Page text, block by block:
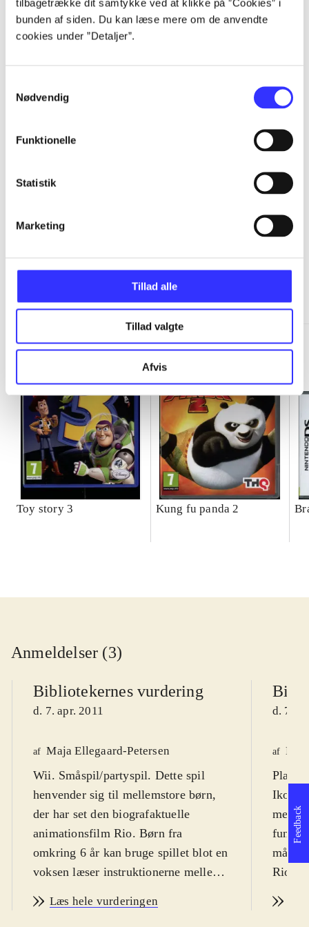
tilbagetrække dit samtykke ved at klikke på ”Cookies” i
bunden af siden. Du kan læse mere om de anvendte
cookies under ”Detaljer”.
Nødvendig
Funktionelle
Statistik
Marketing
Tillad alle
Tillad valgte
Afvis
...
...
...
...
Toy story 3 Kung fu panda 2
Anmeldelser (3)
Bibliotekernes vurdering
d. 7. apr. 2011
af Maja Ellegaard-Petersen
Wii. Småspil/partyspil. Dette spil
henvender sig til mellemstore børn,
der har set den biografaktuelle
animationsfilm Rio. Børn fra
omkring 6 år kan bruge spillet blot en
voksen læser instruktionerne mellem
engelsk. Der er tre sværhedsgrader:
Læs hele vurderingen
d. 7.
af
Ikon
meget
Rio er
og
Feedback